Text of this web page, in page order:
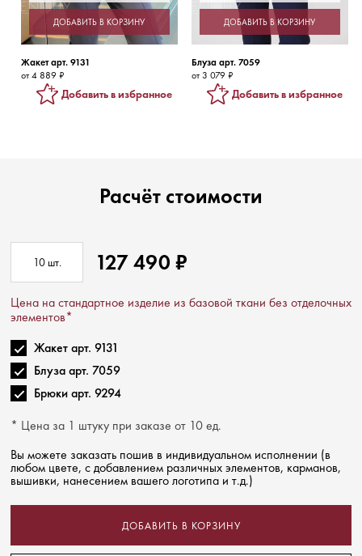
ДОБАВИТЬ В КОРЗИНУ
Жакет арт. 9131
от 4 889 ₽
Добавить в избранное
ДОБАВИТЬ В КОРЗИНУ
Блуза арт. 7059
от 3 079 ₽
Добавить в избранное
Расчёт стоимости
10шт. 127 490 ₽
Цена на стандартное изделие из базовой ткани без отделочных
элементов*
Жакет арт. 9131
Блуза арт. 7059
Брюки арт. 9294
* Цена за 1 штуку при заказе от 10 ед.
Вы можете заказать пошив в индивидуальном исполнении (в
любом цвете, с добавлением различных элементов, карманов,
вышивки, нанесением вашего логотипа и т.д.)
ДОБАВИТЬ В КОРЗИНУ